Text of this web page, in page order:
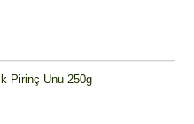
Pirinç Unu 250g